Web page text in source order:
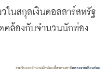
สกุลเงินดอลลาร์สหรัฐ
คล้องกับจำนวนนักท่อง